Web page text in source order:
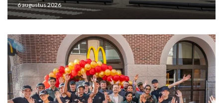
6 augustus 2026